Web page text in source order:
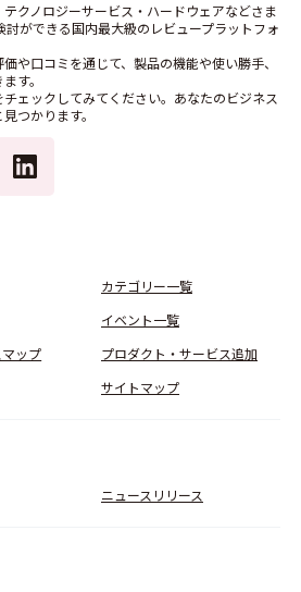
クノロジーサービス・ハードウェアなどさま
討ができる国内最大級のレビュープラットフォ
や口コミを通じて、製品の機能や使い勝手、
す。
ェックしてみてください。あなたのビジネス
つかります。
カテゴリー一覧
イベント一覧
ップ
プロダクト・サービス追加
サイトマップ
ニュースリリース